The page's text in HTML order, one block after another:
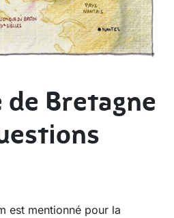
de Bretagne
est mentionné pour la